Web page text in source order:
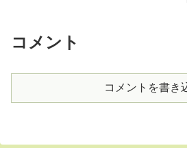
コメント
コメントを書き